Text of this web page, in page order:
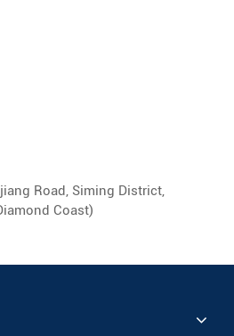
Road, Siming District,
Coast)